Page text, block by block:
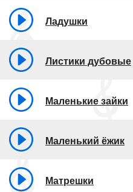
Ладушки
Листики дубовые
Маленькие зайки
Маленький ёжик
Матрешки